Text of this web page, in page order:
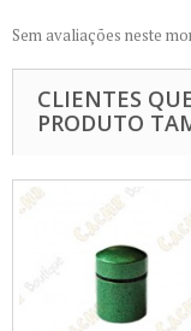
Sem avaliações neste
CLIENTES
PRODUTO